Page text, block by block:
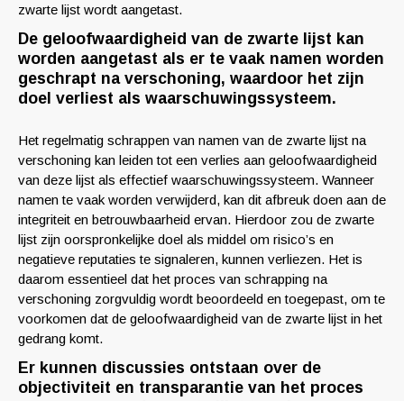
zwarte lijst wordt aangetast.
De geloofwaardigheid van de zwarte lijst kan
worden aangetast als er te vaak namen worden
geschrapt na verschoning, waardoor het zijn
doel verliest als waarschuwingssysteem.
Het regelmatig schrappen van namen van de zwarte lijst na
verschoning kan leiden tot een verlies aan geloofwaardigheid
van deze lijst als effectief waarschuwingssysteem. Wanneer
namen te vaak worden verwijderd, kan dit afbreuk doen aan de
integriteit en betrouwbaarheid ervan. Hierdoor zou de zwarte
lijst zijn oorspronkelijke doel als middel om risico’s en
negatieve reputaties te signaleren, kunnen verliezen. Het is
daarom essentieel dat het proces van schrapping na
verschoning zorgvuldig wordt beoordeeld en toegepast, om te
voorkomen dat de geloofwaardigheid van de zwarte lijst in het
gedrang komt.
Er kunnen discussies ontstaan over de
objectiviteit en transparantie van het proces